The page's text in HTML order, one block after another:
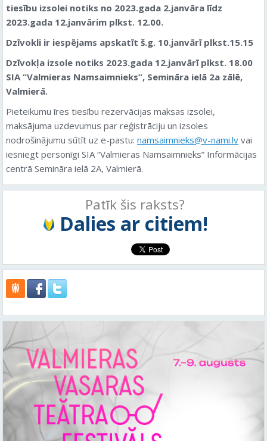
tiesību izsolei notiks no 2023.gada 2.janvāra līdz
2023.gada 12.janvārim plkst. 12.00.
Dzīvokli ir iespējams apskatīt š.g. 10.janvārī plkst.15.15
Dzīvokļa izsole notiks 2023.gada 12.janvārī plkst. 18.00
SIA “Valmieras Namsaimnieks”, Semināra ielā 2a zālē,
Valmierā.
Pieteikumu īres tiesību rezervācijas maksas izsolei,
maksājuma uzdevumus par reģistrāciju un izsoles
nodrošinājumu sūtīt uz e-pastu: namsaimnieks@v-nami.lv vai
iesniegt personīgi SIA “Valmieras Namsaimnieks” Informācijas
centrā Semināra ielā 2A, Valmierā.
Patīk šis raksts?
Dalies ar citiem!